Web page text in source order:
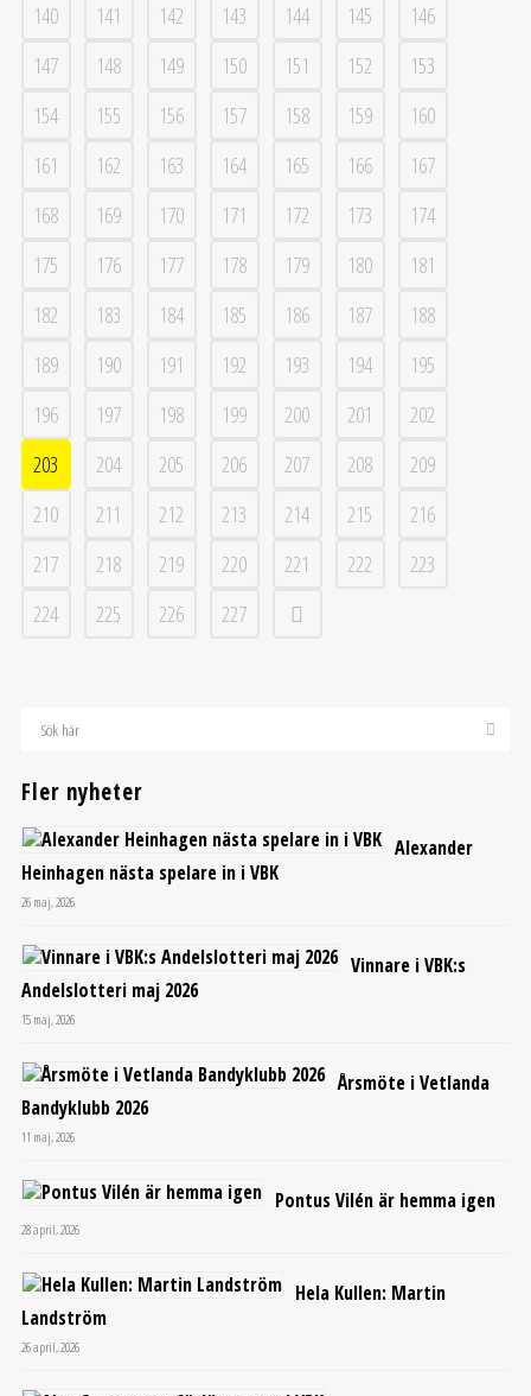
140
141 142 143 144 145
146
147
148 149 150 151 152
153
154
155 156 157 158 159
160
161
162 163 164 165 166
167
168
169 170 171 172 173
174
175
176 177 178 179 180
181
182
183 184 185 186 187
188
189
190 191 192 193 194
195
196
197 198 199 200 201
202
203
204 205 206 207 208
209
210
211 212 213 214 215
216
217
218 219 220 221 222
223
224
225 226 227
Fler nyheter
Alexander
Heinhagen nästa spelare in i VBK
26 maj, 2026
Vinnare i VBK:s
Andelslotteri maj 2026
15 maj, 2026
Årsmöte i Vetlanda
Bandyklubb 2026
11 maj, 2026
Pontus Vilén är hemma igen
28 april, 2026
Hela Kullen: Martin
Landström
26 april, 2026